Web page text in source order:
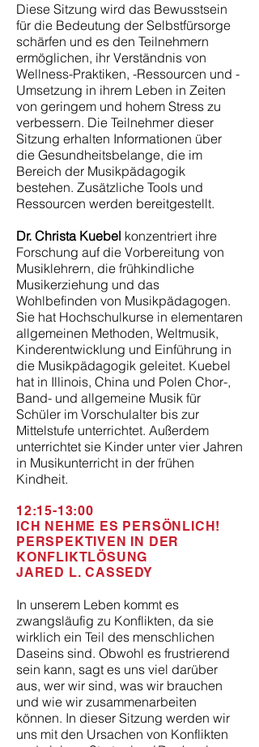
Diese Sitzung wird das Bewusstsein
für die Bedeutung der Selbstfürsorge
schärfen und es den Teilnehmern
ermöglichen, ihr Verständnis von
Wellness-Praktiken, -Ressourcen und -
Umsetzung in ihrem Leben in Zeiten
von geringem und hohem Stress zu
verbessern. Die Teilnehmer dieser
Sitzung erhalten Informationen über
die Gesundheitsbelange, die im
Bereich der Musikpädagogik
bestehen. Zusätzliche Tools und
Ressourcen werden bereitgestellt.
Dr. Christa Kuebel konzentriert ihre
Forschung auf die Vorbereitung von
Musiklehrern, die frühkindliche
Musikerziehung und das
Wohlbefinden von Musikpädagogen.
Sie hat Hochschulkurse in elementaren
allgemeinen Methoden, Weltmusik,
Kinderentwicklung und Einführung in
die Musikpädagogik geleitet. Kuebel
hat in Illinois, China und Polen Chor-,
Band- und allgemeine Musik für
Schüler im Vorschulalter bis zur
Mittelstufe unterrichtet. Außerdem
unterrichtet sie Kinder unter vier Jahren
in Musikunterricht in der frühen
Kindheit.
12:15-13:00
ICH NEHME ES PERSÖNLICH!
PERSPEKTIVEN IN DER
KONFLIKTLÖSUNG
JARED L. CASSEDY
In unserem Leben kommt es
zwangsläufig zu Konflikten, da sie
wirklich ein Teil des menschlichen
Daseins sind. Obwohl es frustrierend
sein kann, sagt es uns viel darüber
aus, wer wir sind, was wir brauchen
und wie wir zusammenarbeiten
können. In dieser Sitzung werden wir
uns mit den Ursachen von Konflikten